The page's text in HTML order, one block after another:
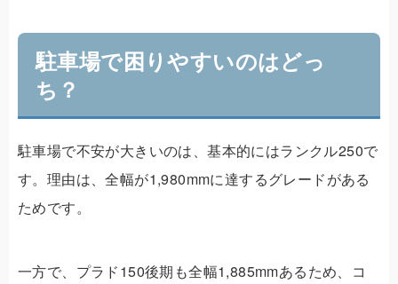
駐車場で困りやすいのはどっ
ち？
駐車場で不安が大きいのは、基本的にはランクル250で
す。理由は、全幅が1,980mmに達するグレードがある
ためです。
一方で、プラド150後期も全幅1,885mmあるため、コ